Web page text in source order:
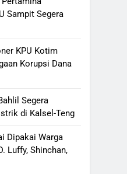
Sampit Segera
KPU Kotim
Korupsi Dana
Segera
di Kalsel-Teng
Dipakai Warga
Luffy, Shinchan,
Pasar Besar
Diduga Sengaja
Wali Kota
Jalanan, Sebut
Diperkuat,